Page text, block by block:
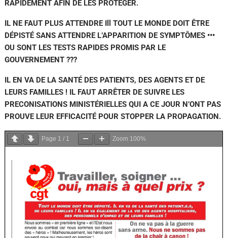
RAPIDEMENT AFIN DE LES PROTÉGER.
IL NE FAUT PLUS ATTENDRE Ill TOUT LE MONDE DOIT ÊTRE
DÉPISTÉ SANS ATTENDRE L’APPARITION DE SYMPTÔMES •••
OU SONT LES TESTS RAPIDES PROMIS PAR LE
GOUVERNEMENT ???
IL EN VA DE LA SANTÉ DES PATIENTS, DES AGENTS ET DE
LEURS FAMILLES ! IL FAUT ARRÊTER DE SUIVRE LES
PRECONISATIONS MINISTÉRIELLES QUI A CE JOUR N’ONT PAS
PROUVE LEUR EFFICACITÉ POUR STOPPER LA PROPAGATION.
Page 1 / 1 Zoom 100%